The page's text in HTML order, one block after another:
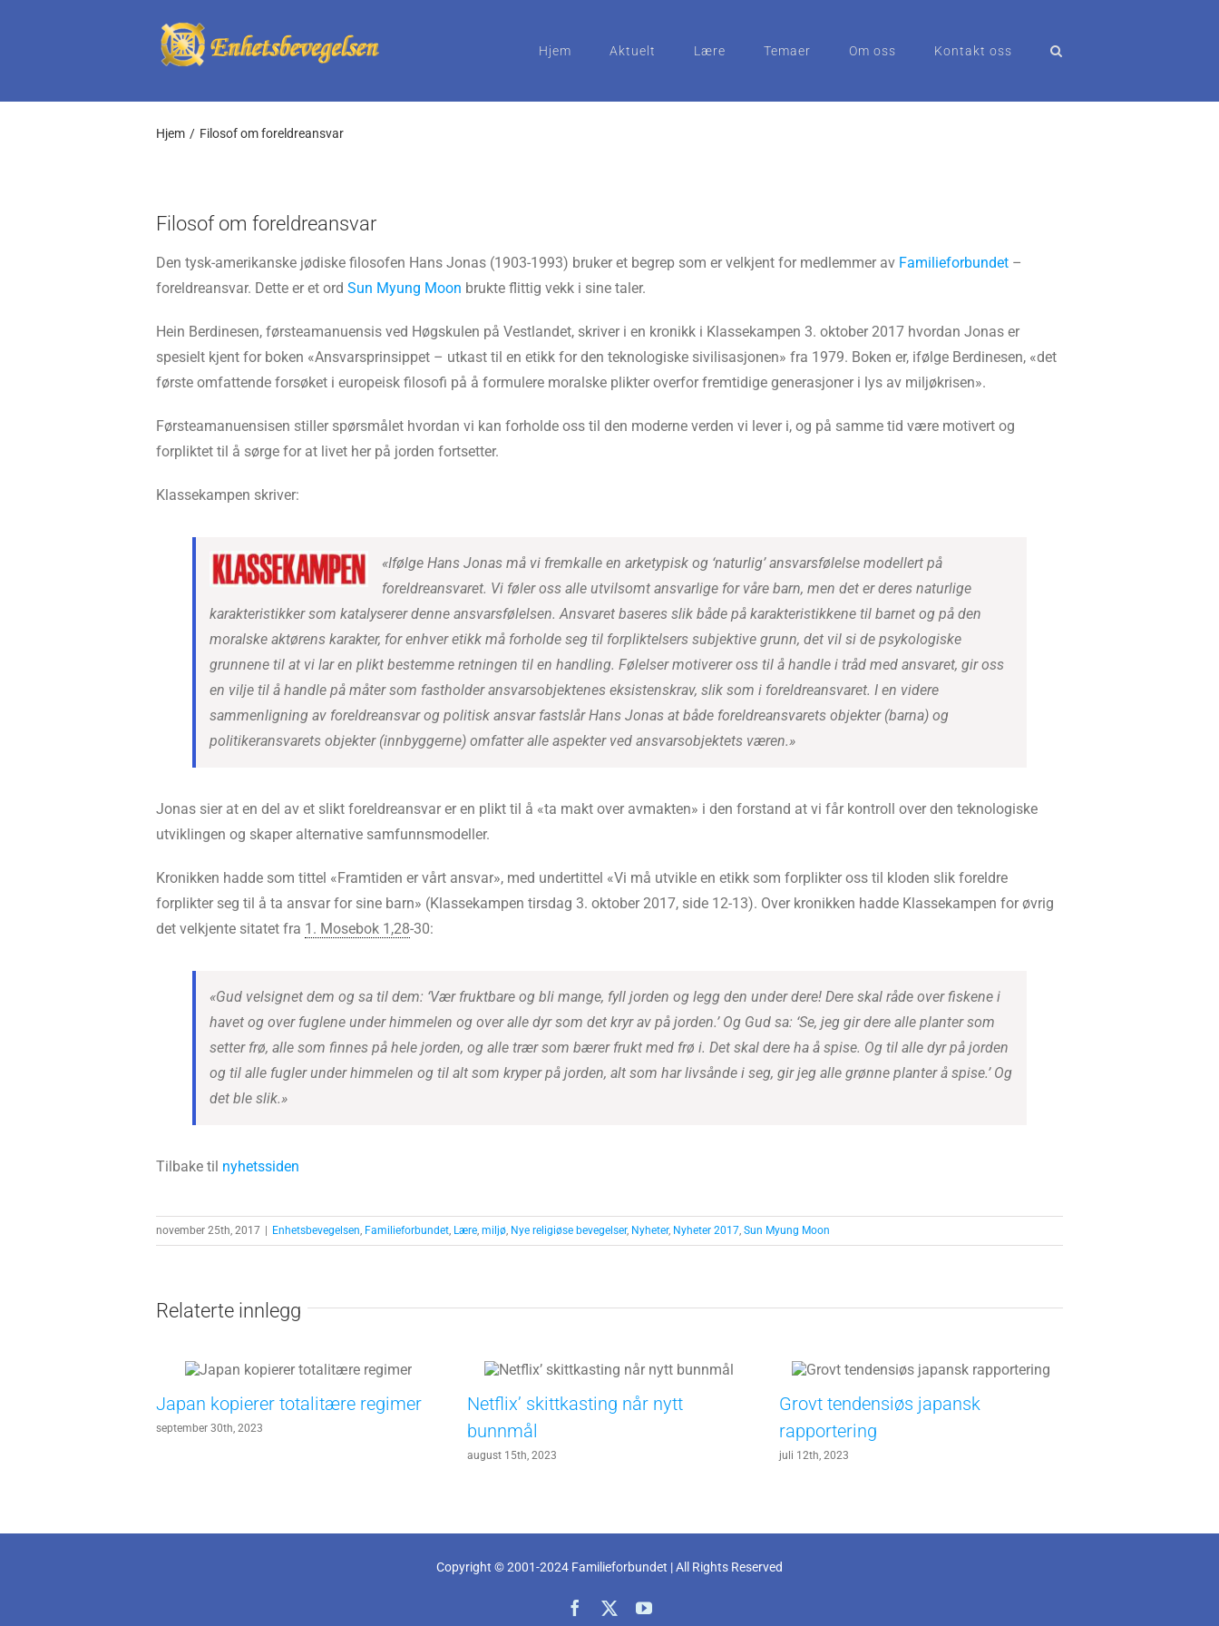
Hjem Aktuelt Lære Temaer Om oss Kontakt oss
Hjem Filosof om foreldreansvar
Filosof om foreldreansvar
Den tysk-amerikanske jødiske filosofen Hans Jonas (1903-1993) bruker et begrep som er velkjent for medlemmer av Familieforbundet –
foreldreansvar. Dette er et ord Sun Myung Moon brukte flittig vekk i sine taler.
Hein Berdinesen, førsteamanuensis ved Høgskulen på Vestlandet, skriver i en kronikk i Klassekampen 3. oktober 2017 hvordan Jonas er
spesielt kjent for boken «Ansvarsprinsippet – utkast til en etikk for den teknologiske sivilisasjonen» fra 1979. Boken er, ifølge Berdinesen, «det
første omfattende forsøket i europeisk filosofi på å formulere moralske plikter overfor fremtidige generasjoner i lys av miljøkrisen».
Førsteamanuensisen stiller spørsmålet hvordan vi kan forholde oss til den moderne verden vi lever i, og på samme tid være motivert og
forpliktet til å sørge for at livet her på jorden fortsetter.
Klassekampen skriver:
«Ifølge Hans Jonas må vi fremkalle en arketypisk og ‘naturlig’ ansvarsfølelse modellert på
foreldreansvaret. Vi føler oss alle utvilsomt ansvarlige for våre barn, men det er deres naturlige
karakteristikker som katalyserer denne ansvarsfølelsen. Ansvaret baseres slik både på karakteristikkene til barnet og på den
moralske aktørens karakter, for enhver etikk må forholde seg til forpliktelsers subjektive grunn, det vil si de psykologiske
grunnene til at vi lar en plikt bestemme retningen til en handling. Følelser motiverer oss til å handle i tråd med ansvaret, gir oss
en vilje til å handle på måter som fastholder ansvarsobjektenes eksistenskrav, slik som i foreldreansvaret. I en videre
sammenligning av foreldreansvar og politisk ansvar fastslår Hans Jonas at både foreldreansvarets objekter (barna) og
politikeransvarets objekter (innbyggerne) omfatter alle aspekter ved ansvarsobjektets væren.»
Jonas sier at en del av et slikt foreldreansvar er en plikt til å «ta makt over avmakten» i den forstand at vi får kontroll over den teknologiske
utviklingen og skaper alternative samfunnsmodeller.
Kronikken hadde som tittel «Framtiden er vårt ansvar», med undertittel «Vi må utvikle en etikk som forplikter oss til kloden slik foreldre
forplikter seg til å ta ansvar for sine barn» (Klassekampen tirsdag 3. oktober 2017, side 12-13). Over kronikken hadde Klassekampen for øvrig
det velkjente sitatet fra 1. Mosebok 1,28-30:
«Gud velsignet dem og sa til dem: ‘Vær fruktbare og bli mange, fyll jorden og legg den under dere! Dere skal råde over fiskene i
havet og over fuglene under himmelen og over alle dyr som det kryr av på jorden.’ Og Gud sa: ‘Se, jeg gir dere alle planter som
setter frø, alle som finnes på hele jorden, og alle trær som bærer frukt med frø i. Det skal dere ha å spise. Og til alle dyr på jorden
og til alle fugler under himmelen og til alt som kryper på jorden, alt som har livsånde i seg, gir jeg alle grønne planter å spise.’ Og
det ble slik.»
Tilbake til nyhetssiden
november 25th, 2017 | Enhetsbevegelsen Familieforbundet Lære miljø Nye religiøse bevegelser, Nyheter, Nyheter 2017 Sun Myung Moon
Relaterte innlegg
Japan kopierer totalitære regimer
september 30th, 2023
Netflix’ skittkasting når nytt
bunnmål
august 15th, 2023
Grovt tendensiøs japansk
rapportering
juli 12th, 2023
Copyright © 2001-2024 Familieforbundet | All Rights Reserved
Facebook YouTube